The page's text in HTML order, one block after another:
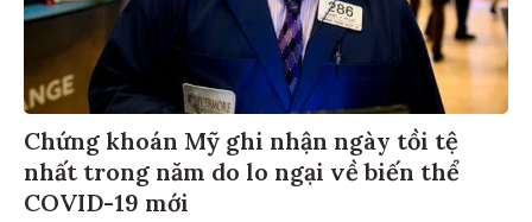
Chứng khoán Mỹ ghi nhận ngày tồi tệ
nhất trong năm do lo ngại về biến thể
COVID-19 mới